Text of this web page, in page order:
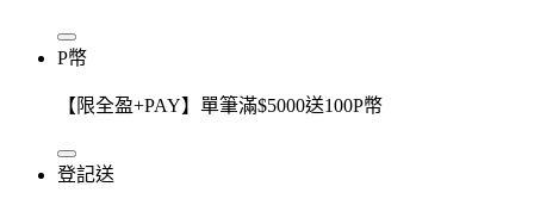
P幣
【限全盈+PAY】單筆滿$5000送100P幣
登記送